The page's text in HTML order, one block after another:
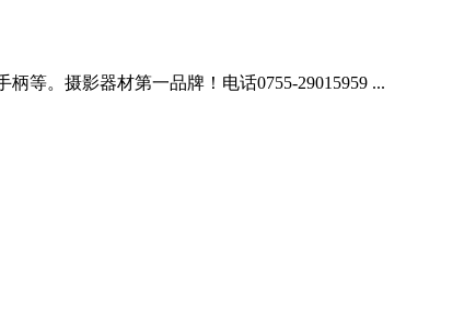
等。摄影器材第一品牌！电话0755-29015959 ...